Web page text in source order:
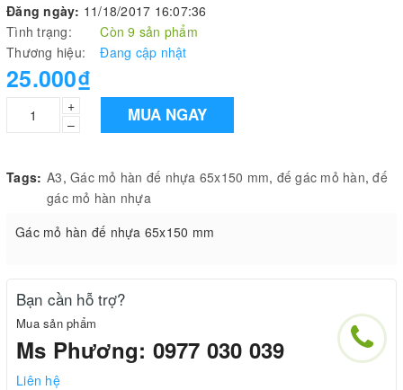
Đăng ngày: 11/18/2017 16:07:36
Tình trạng:
Còn 9 sản phẩm
Thương hiệu:
Đang cập nhật
25.000₫
+
–
MUA NGAY
Tags: A3, Gác mỏ hàn đế nhựa 65x150 mm, đế gác mỏ hàn,đế
gác mỏ hàn nhựa
Gác mỏ hàn đế nhựa 65x150 mm
Bạn cần hỗ trợ?
Mua sản phẩm
Ms Phương: 0977 030 039
Liên hệ